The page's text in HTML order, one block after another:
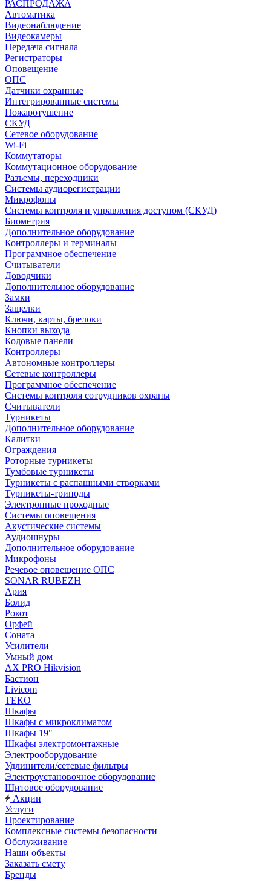
РАСПРОДАЖА
Автоматика
Видеонаблюдение
Видеокамеры
Передача сигнала
Регистраторы
Оповещение
ОПС
Датчики охранные
Интегрированные системы
Пожаротушение
СКУД
Сетевое оборудование
Wi-Fi
Коммутаторы
Коммутационное оборудование
Разъемы, переходники
Системы аудиорегистрации
Микрофоны
Системы контроля и управления доступом (СКУД)
Биометрия
Дополнительное оборудование
Контроллеры и терминалы
Программное обеспечение
Считыватели
Доводчики
Дополнительное оборудование
Замки
Защелки
Ключи, карты, брелоки
Кнопки выхода
Кодовые панели
Контроллеры
Автономные контроллеры
Сетевые контроллеры
Программное обеспечение
Системы контроля сотрудников охраны
Считыватели
Турникеты
Дополнительное оборудование
Калитки
Ограждения
Роторные турникеты
Тумбовые турникеты
Турникеты с распашными створками
Турникеты-триподы
Электронные проходные
Системы оповещения
Акустические системы
Аудиошнуры
Дополнительное оборудование
Микрофоны
Речевое оповещение ОПС
SONAR RUBEZH
Ария
Болид
Рокот
Орфей
Соната
Усилители
Умный дом
AX PRO Hikvision
Бастион
Livicom
ТЕКО
Шкафы
Шкафы с микроклиматом
Шкафы 19"
Шкафы электромонтажные
Электрооборудование
Удлинители/сетевые фильтры
Электроустановочное оборудование
Щитовое оборудование
Акции
Услуги
Проектирование
Комплексные системы безопасности
Обслуживание
Наши объекты
Заказать смету
Бренды